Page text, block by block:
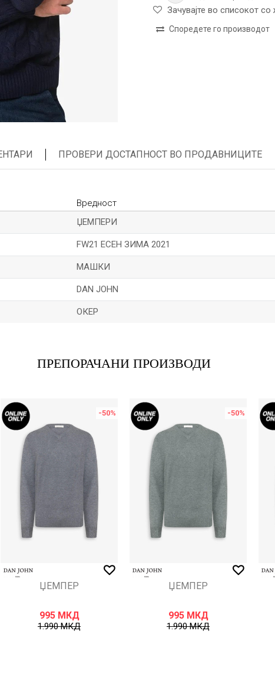
Зачувајте во списокот со
Споредете го производот
ПРОВЕРИ ДОСТАПНОСТ ВО ПРОДАВНИЦИТЕ
Вредност
ЏЕМПЕРИ
FW21 ЕСЕН ЗИМА 2021
МАШКИ
DAN JOHN
ОКЕР
ПРЕПОРАЧАНИ ПРОИЗВОДИ
-50%
ЏЕМПЕР
995 МКД
1.990МКД
-50%
ЏЕМПЕР
995 МКД
1.990МКД